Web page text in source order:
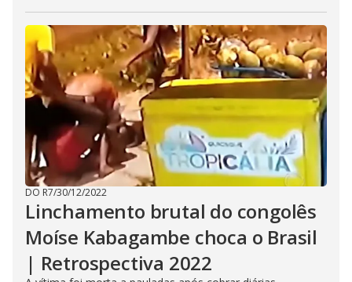
DO R7/30/12/2022
Linchamento brutal do congolês
Moíse Kabagambe choca o Brasil
| Retrospectiva 2022